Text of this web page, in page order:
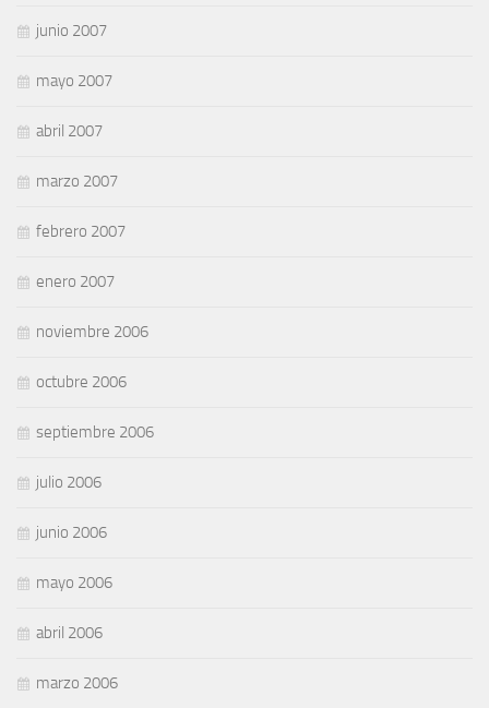
junio 2007
mayo 2007
abril 2007
marzo 2007
febrero 2007
enero 2007
noviembre 2006
octubre 2006
septiembre 2006
julio 2006
junio 2006
mayo 2006
abril 2006
marzo 2006